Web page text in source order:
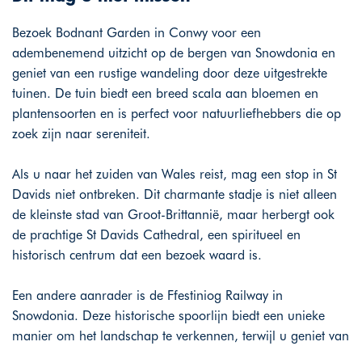
Bezoek Bodnant Garden in Conwy voor een
adembenemend uitzicht op de bergen van Snowdonia en
geniet van een rustige wandeling door deze uitgestrekte
tuinen. De tuin biedt een breed scala aan bloemen en
plantensoorten en is perfect voor natuurliefhebbers die op
zoek zijn naar sereniteit.
Als u naar het zuiden van Wales reist, mag een stop in St
Davids niet ontbreken. Dit charmante stadje is niet alleen
de kleinste stad van Groot-Brittannië, maar herbergt ook
de prachtige St Davids Cathedral, een spiritueel en
historisch centrum dat een bezoek waard is.
Een andere aanrader is de Ffestiniog Railway in
Snowdonia. Deze historische spoorlijn biedt een unieke
manier om het landschap te verkennen, terwijl u geniet van